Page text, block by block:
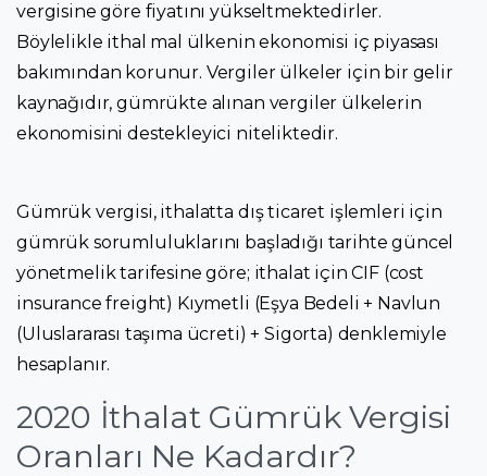
vergisine göre fiyatını yükseltmektedirler.
Böylelikle ithal mal ülkenin ekonomisi iç piyasası
bakımından korunur. Vergiler ülkeler için bir gelir
kaynağıdır, gümrükte alınan vergiler ülkelerin
ekonomisini destekleyici niteliktedir.
Gümrük vergisi, ithalatta dış ticaret işlemleri için
gümrük sorumluluklarını başladığı tarihte güncel
yönetmelik tarifesine göre; ithalat için CIF (cost
insurance freight) Kıymetli (Eşya Bedeli + Navlun
(Uluslararası taşıma ücreti) + Sigorta) denklemiyle
hesaplanır.
2020 İthalat Gümrük Vergisi
Oranları Ne Kadardır?